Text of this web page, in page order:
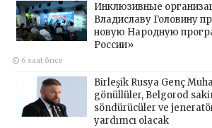
Инклюзивные
Владиславу Головину
новую Народную
России»
6 saat önce
Birleşik Rusya Genç
gönüllüler, Belgorod
söndürücüler ve
yardımcı olacak